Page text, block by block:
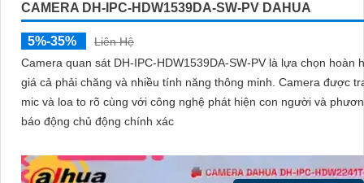
CAMERA DH-IPC-HDW1539DA-SW-PV DAHUA
5%-35%
Liên Hệ
Camera quan sát DH-IPC-HDW1539DA-SW-PV là lựa chọn hoàn
giá cả phải chăng và nhiều tính năng thông minh. Camera được trang bị
mic và loa to rõ cùng với công nghệ phát hiện con người và
báo động chủ động chính xác